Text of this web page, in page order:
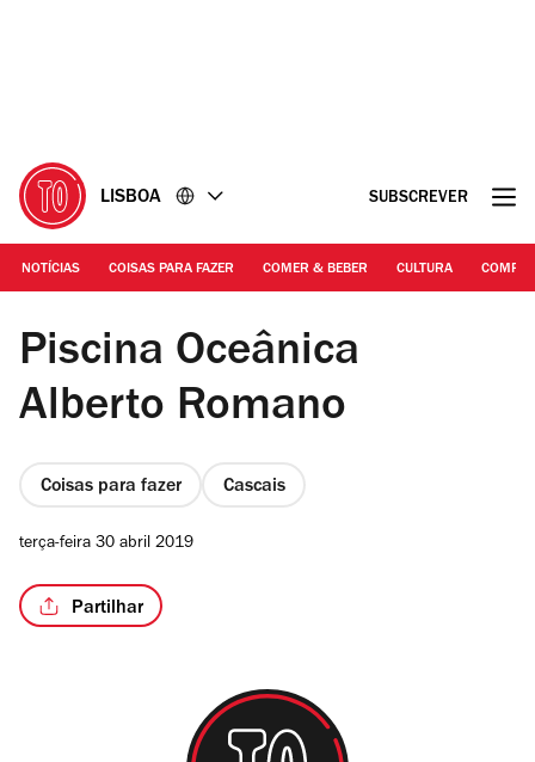
LISBOA SUBSCREVER
NOTÍCIAS COISAS PARA FAZER COMER & BEBER CULTURA
©Orlando Almeida/GI | Piscina Oceânica Alberto Romano
Piscina Oceânica
Alberto Romano
Coisas para fazer Cascais
terça-feira 30 abril 2019
Partilhar